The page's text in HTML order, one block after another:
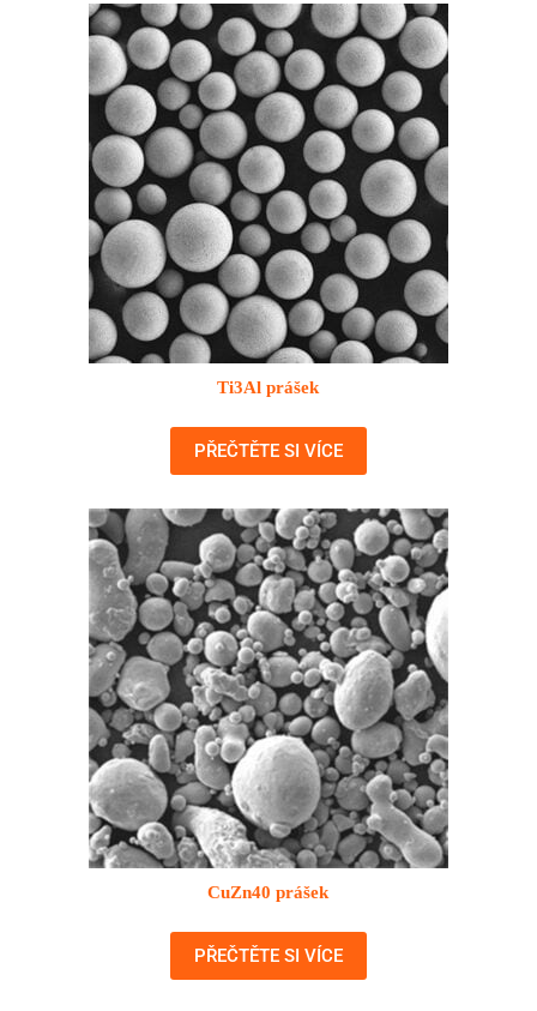
Ti3Al prášek
PŘEČTĚTE SI VÍCE
CuZn40 prášek
PŘEČTĚTE SI VÍCE